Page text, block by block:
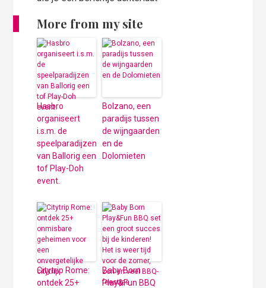
More from my site
Hasbro
organiseert
i.s.m. de
speelparadijzen
van Ballorig een
tof Play-Doh
event.
Bolzano, een
paradijs tussen
de wijngaarden
en de
Dolomieten
Citytrip Rome:
ontdek 25+
Baby Born
Play&Fun BBQ